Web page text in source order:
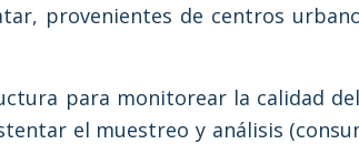
provenientes de centros
para monitorear la calidad
el muestreo y análisis